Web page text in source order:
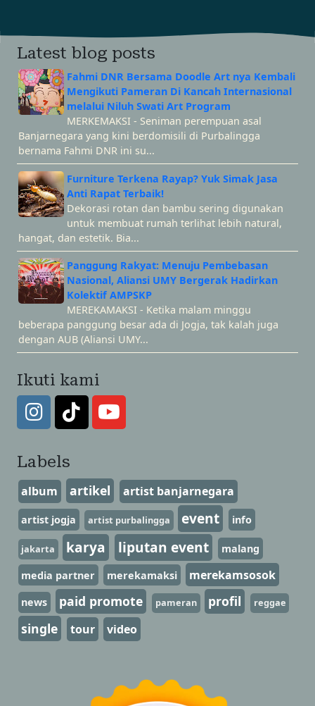
Latest blog posts
Fahmi DNR Bersama Doodle Art nya Kembali
Mengikuti Pameran Di Kancah Internasional
melalui Niluh Swati Art Program
MERKEMAKSI - Seniman perempuan asal
Banjarnegara yang kini berdomisili di Purbalingga
bernama Fahmi DNR ini su...
Furniture Terkena Rayap? Yuk Simak Jasa
Anti Rapat Terbaik!
Dekorasi rotan dan bambu sering digunakan
untuk membuat rumah terlihat lebih natural,
hangat, dan estetik. Bia...
Panggung Rakyat: Menuju Pembebasan
Nasional, Aliansi UMY Bergerak Hadirkan
Kolektif AMPSKP
MEREKAMAKSI - Ketika malam minggu
beberapa panggung besar ada di Jogja, tak kalah juga
dengan AUB (Aliansi UMY...
Ikuti kami
Labels
album artikel artist banjarnegara
artist jogja artist purbalingga event info
jakarta karya liputan event
malang
media partner
merekamaksi merekamsosok
news paid promote pameran profil reggae
single tour video